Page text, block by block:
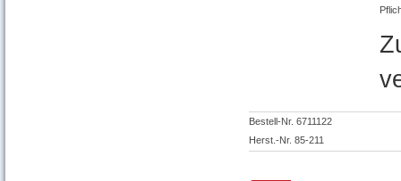
Bestell-Nr. 6711122
Herst.-Nr. 85-211